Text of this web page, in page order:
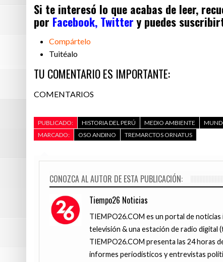
Si te interesó lo que acabas de leer,
por Facebook, Twitter y puedes
Compártelo
Tuitéalo
TU COMENTARIO ES IMPORTANTE:
COMENTARIOS
PUBLICADO: HISTORIA DEL PERÚ MEDIO AMBIENTE
MARCADO:
OSO ANDINO TREMARCTOS ORNATUS
CONOZCA AL AUTOR DE ESTA PUBLICACIÓN:
Tiempo26 Noticias
TIEMPO26.COM es un portal de
televisión & una estación de radio digital
TIEMPO26.COM presenta las 24 horas
informes periodísticos y entrevistas